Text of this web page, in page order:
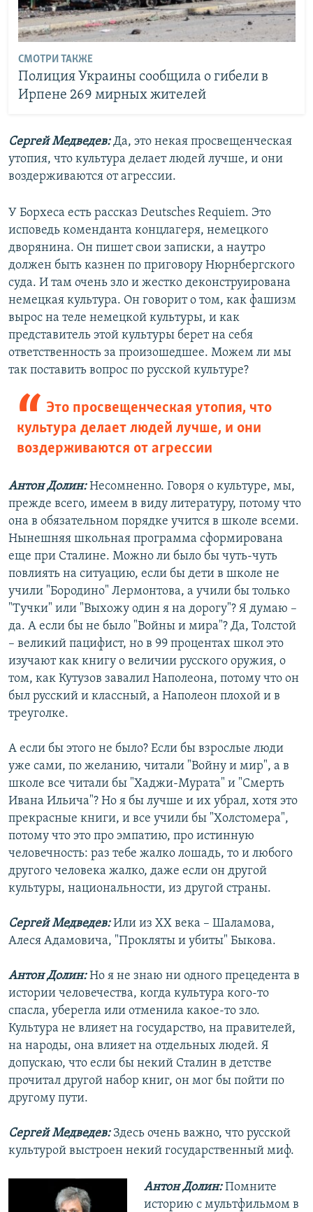
СМОТРИ ТАКЖЕ
Полиция Украины сообщила о гибели в
Ирпене 269 мирных жителей
Сергей Медведев:Да, это некая просвещенческая
утопия, что культура делает людей лучше, и они
воздерживаются от агрессии.
У Борхеса есть рассказ Deutsches Requiem. Это
исповедь коменданта концлагеря, немецкого
дворянина. Он пишет свои записки, а наутро
должен быть казнен по приговору Нюрнбергского
суда. И там очень зло и жестко деконструирована
немецкая культура. Он говорит о том, как фашизм
вырос на теле немецкой культуры, и как
представитель этой культуры берет на себя
ответственность за произошедшее. Можем ли мы
так поставить вопрос по русской культуре?
Это просвещенческая утопия, что
культура делает людей лучше, и они
воздерживаются от агрессии
Антон Долин:Несомненно. Говоря о культуре, мы,
прежде всего, имеем в виду литературу, потому что
она в обязательном порядке учится в школе всеми.
Нынешняя школьная программа сформирована
еще при Сталине. Можно ли было бы чуть-чуть
повлиять на ситуацию, если бы дети в школе не
учили "Бородино" Лермонтова, а учили бы только
"Тучки" или "Выхожу один я на дорогу"? Я думаю –
да. А если бы не было "Войны и мира"? Да, Толстой
– великий пацифист, но в 99 процентах школ это
изучают как книгу о величии русского оружия, о
том, как Кутузов завалил Наполеона, потому что он
был русский и классный, а Наполеон плохой и в
треуголке.
А если бы этого не было? Если бы взрослые люди
уже сами, по желанию, читали "Войну и мир", а в
школе все читали бы "Хаджи-Мурата" и "Смерть
Ивана Ильича"? Но я бы лучше и их убрал, хотя это
прекрасные книги, и все учили бы "Холстомера",
потому что это про эмпатию, про истинную
человечность: раз тебе жалко лошадь, то и любого
другого человека жалко, даже если он другой
культуры, национальности, из другой страны.
Сергей Медведев:Или из ХХ века – Шаламова,
Алеся Адамовича, "Прокляты и убиты" Быкова.
Антон Долин:Но я не знаю ни одного прецедента в
истории человечества, когда культура кого-то
спасла, уберегла или отменила какое-то зло.
Культура не влияет на государство, на правителей,
на народы, она влияет на отдельных людей. Я
допускаю, что если бы некий Сталин в детстве
прочитал другой набор книг, он мог бы пойти по
другому пути.
Сергей Медведев:Здесь очень важно, что русской
культурой выстроен некий государственный миф.
Антон Долин:Помните
историю с мультфильмом в